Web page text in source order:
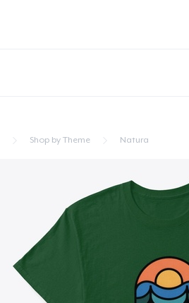
Shop by Theme Natura